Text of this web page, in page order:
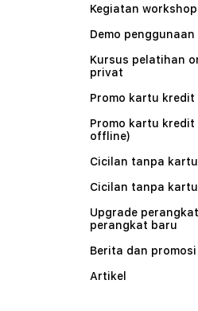
Kegiatan workshop
Demo penggunaan
Kursus pelatihan
privat
Promo kartu kredit
Promo kartu kredit
offline)
Cicilan tanpa
Cicilan tanpa
Upgrade
perangkat baru
Berita dan promosi
Artikel